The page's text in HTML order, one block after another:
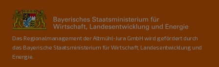
Das Regionalmanagement der Altmühl-Jura GmbH wird gefördert durch
das Bayerische Staatsministerium für Wirtschaft, Landesentwicklung und
Energie.